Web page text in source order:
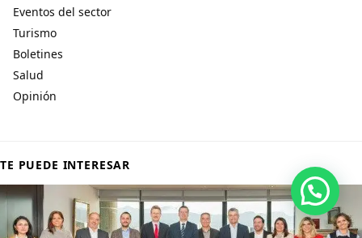
Eventos del sector
Turismo
Boletines
Salud
Opinión
TE PUEDE INTERESAR
Hola, por aquí puedes contactarnos